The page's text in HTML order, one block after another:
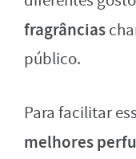
fragrâncias
público.
Para facilitar
melhores